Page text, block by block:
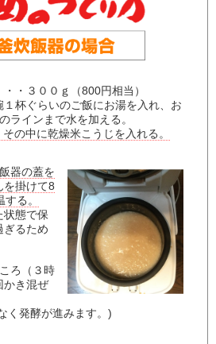
・３００ｇ（800円相当）
１杯ぐらいのご飯にお湯を入れ、お
ラインまで水を加える。
の中に乾燥米こうじを入れる。
器の蓋を
を掛けて8
る。
状態で保
ぎるため
ろ（３時
かき混ぜ
く発酵が進みます。)